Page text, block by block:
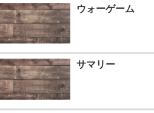
ウォーゲーム
サマリー